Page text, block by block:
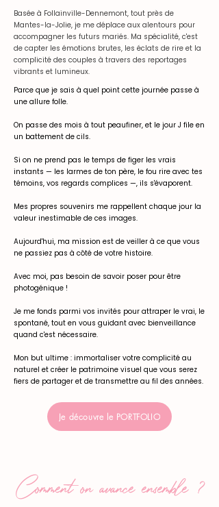
Basée à Follainville-Dennemont, tout près de
Mantes-la-Jolie, je me déplace aux alentours pour
accompagner les futurs mariés. Ma spécialité, c'est
de capter les émotions brutes, les éclats de rire et la
complicité des couples à travers des reportages
vibrants et lumineux.
Parce que je sais à quel point cette journée passe à
une allure folle.
On passe des mois à tout peaufiner, et le jour J file en
un battement de cils.
Si on ne prend pas le temps de figer les vrais
instants — les larmes de ton père, le fou rire avec tes
témoins, vos regards complices —, ils s'évaporent.
Mes propres souvenirs me rappellent chaque jour la
valeur inestimable de ces images.
Aujourd'hui, ma mission est de veiller à ce que vous
ne passiez pas à côté de votre histoire.
Avec moi, pas besoin de savoir poser pour être
photogénique !
Je me fonds parmi vos invités pour attraper le vrai, le
spontané, tout en vous guidant avec bienveillance
quand c'est nécessaire.
Mon but ultime : immortaliser votre complicité au
naturel et créer le patrimoine visuel que vous serez
fiers de partager et de transmettre au fil des années.
Je découvre le PORTFOLIO
Comment on avance ensemble ?